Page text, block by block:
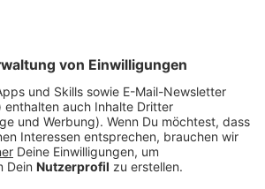
er eine verhängnisvolle Affäre mit
Als sie ihn wegen Vergewaltigung
Whitehouse sämtliche Vorwürfe
politische Karriere zu retten. Seine